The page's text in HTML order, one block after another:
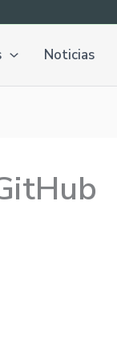
Noticias